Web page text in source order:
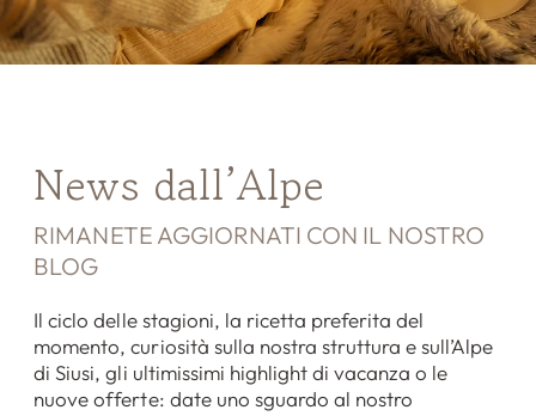
News dall’Alpe
RIMANETE AGGIORNATI CON IL NOSTRO
BLOG
Il ciclo delle stagioni, la ricetta preferita del
momento, curiosità sulla nostra struttura e sull’Alpe
di Siusi, gli ultimissimi highlight di vacanza o le
nuove offerte: date uno sguardo al nostro